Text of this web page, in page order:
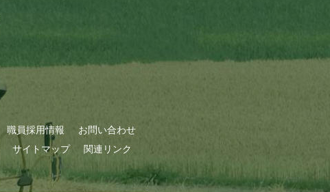
職員採用情報
お問い合わせ
サイトマップ 関連リンク